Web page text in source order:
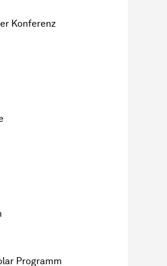
Konferenz
Programm